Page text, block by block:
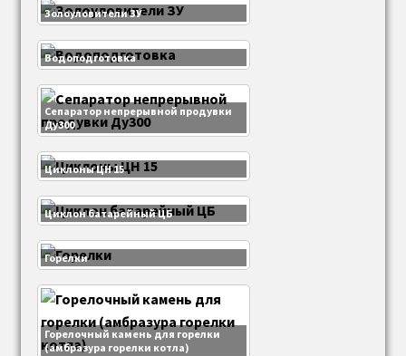
Золоуловители ЗУ
Водоподготовка
Сепаратор непрерывной продувки
Ду300
Циклоны ЦН 15
Циклон батарейный ЦБ
Горелки
Горелочный камень для горелки
(амбразура горелки котла)